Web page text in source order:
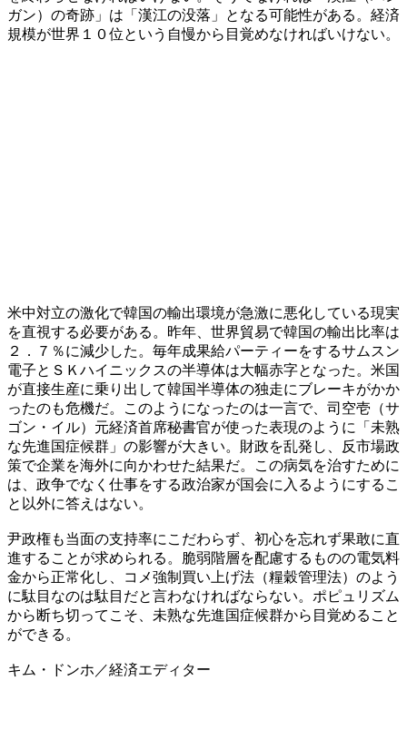
ガン）の奇跡」は「漢江の没落」となる可能性がある。経済
規模が世界１０位という自慢から目覚めなければいけない。
米中対立の激化で韓国の輸出環境が急激に悪化している現実
を直視する必要がある。昨年、世界貿易で韓国の輸出比率は
２．７％に減少した。毎年成果給パーティーをするサムスン
電子とＳＫハイニックスの半導体は大幅赤字となった。米国
が直接生産に乗り出して韓国半導体の独走にブレーキがかか
ったのも危機だ。このようになったのは一言で、司空壱（サ
ゴン・イル）元経済首席秘書官が使った表現のように「未熟
な先進国症候群」の影響が大きい。財政を乱発し、反市場政
策で企業を海外に向かわせた結果だ。この病気を治すために
は、政争でなく仕事をする政治家が国会に入るようにするこ
と以外に答えはない。
尹政権も当面の支持率にこだわらず、初心を忘れず果敢に直
進することが求められる。脆弱階層を配慮するものの電気料
金から正常化し、コメ強制買い上げ法（糧穀管理法）のよう
に駄目なのは駄目だと言わなければならない。ポピュリズム
から断ち切ってこそ、未熟な先進国症候群から目覚めること
ができる。
キム・ドンホ／経済エディター